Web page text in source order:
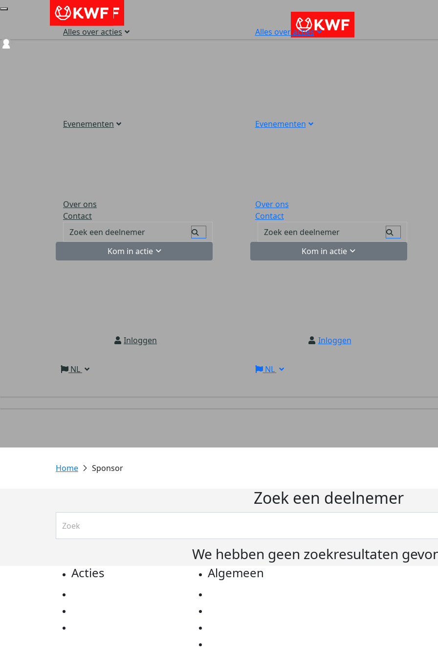
Alles over acties
Evenementen
Over ons
Contact
Kom in actie
Inloggen
NL
Alles over acties
Evenementen
Over ons
Contact
Kom in actie
Inloggen
NL
Sponsor
Zoek een deelnemer
We hebben geen zoekresultaten
Acties Algemeen